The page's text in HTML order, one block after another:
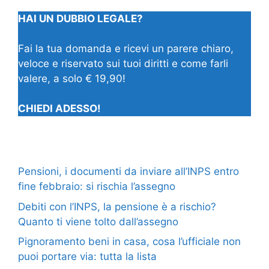
HAI UN DUBBIO LEGALE?
Fai la tua domanda e ricevi un parere chiaro,
veloce e riservato sui tuoi diritti e come farli
valere, a solo € 19,90!
CHIEDI ADESSO!
Pensioni, i documenti da inviare all’INPS entro
fine febbraio: si rischia l’assegno
Debiti con l’INPS, la pensione è a rischio?
Quanto ti viene tolto dall’assegno
Pignoramento beni in casa, cosa l’ufficiale non
puoi portare via: tutta la lista